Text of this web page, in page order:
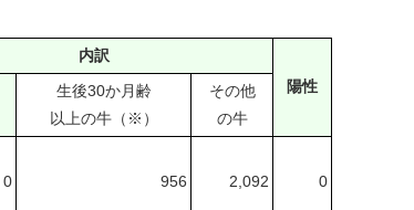
内訳
陽性
生後30か月齢
以上の牛（※）
その他
の牛
0 956 2,092 0